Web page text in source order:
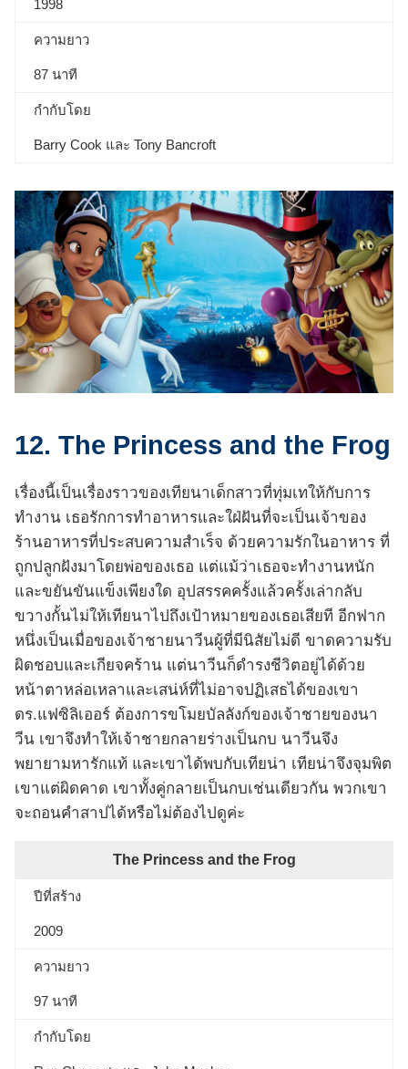
1998
ความยาว
87 นาที
กำกับโดย
Barry Cook และ Tony Bancroft
12. The Princess and the Frog
เรื่องนี้เป็นเรื่องราวของเทียนาเด็กสาวที่ทุ่มเทให้กับการ
ทำงาน เธอรักการทำอาหารและใฝ่ฝันที่จะเป็นเจ้าของ
ร้านอาหารที่ประสบความสำเร็จ ด้วยความรักในอาหาร ที่
ถูกปลูกฝังมาโดยพ่อของเธอ แต่แม้ว่าเธอจะทำงานหนัก
และขยันขันแข็งเพียงใด อุปสรรคครั้งแล้วครั้งเล่ากลับ
ขวางกั้นไม่ให้เทียนาไปถึงเป้าหมายของเธอเสียที อีกฟาก
หนึ่งเป็นเมื่อของเจ้าชายนาวีนผู้ที่มีนิสัยไม่ดี ขาดความรับ
ผิดชอบและเกียจคร้าน แต่นาวีนก็ดำรงชีวิตอยู่ได้ด้วย
หน้าตาหล่อเหลาและเสน่ห์ที่ไม่อาจปฏิเสธได้ของเขา
ดร.แฟซิลิเออร์ ต้องการขโมยบัลลังก์ของเจ้าชายของนา
วีน เขาจึงทำให้เจ้าชายกลายร่างเป็นกบ นาวีนจึง
พยายามหารักแท้ และเขาได้พบกับเทียน่า เทียน่าจึงจุมพิต
เขาแต่ผิดคาด เขาทั้งคู่กลายเป็นกบเช่นเดียวกัน พวกเขา
จะถอนคำสาปได้หรือไม่ต้องไปดูค่ะ
The Princess and the Frog
ปีที่สร้าง
2009
ความยาว
97 นาที
กำกับโดย